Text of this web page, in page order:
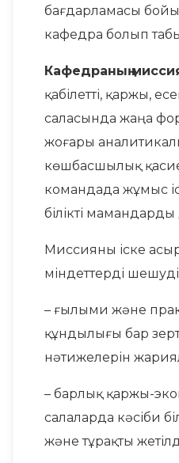
бағдарламасы
кафедра болып
Кафедраның
қабілетті, қаржы,
саласында жаңа
жоғары
көшбасшылық
командада жұмыс
білікті
Миссияны іске
міндеттерді
– ғылыми және
құндылығы бар
нәтижелерін
– барлық қаржы-
салаларда кәсіби
және тұрақты